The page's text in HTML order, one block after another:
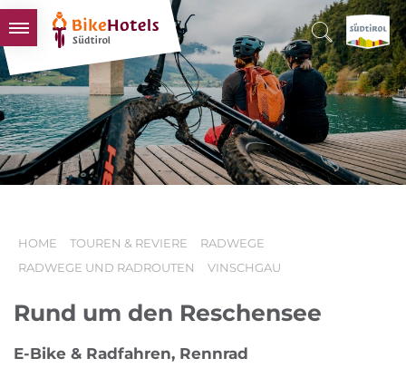
BIKEHOTELS
HOTELS & PAKETE
TOUREN & REVIERE
SÜDTIROL & WIR
HOME TOUREN & REVIERE
RADWEGE
RADWEGE UND RADROUTEN
VINSCHGAU
Rund um den Reschensee
E-Bike & Radfahren, Rennrad